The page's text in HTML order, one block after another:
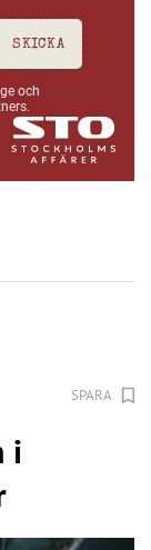
SKICKA
och
SPARA
i